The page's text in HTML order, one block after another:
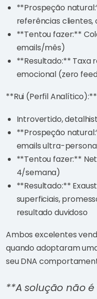
**Prospeção
referências clientes,
**Tentou fazer:**
emails/mês)
**Resultado:** Taxa
emocional (zero
**Rui (Perfil Analítico):**
Introvertido,
**Prospeção
emails ultra-
**Tentou fazer:**
4/semana)
**Resultado:**
superficiais,
resultado duvidoso
Ambos excelentes
quando adoptaram
seu DNA
**A solução não é